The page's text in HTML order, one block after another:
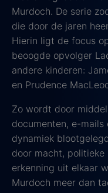
Murdoch. De serie
die door de jaren
Hierin ligt de focus
beoogde opvolger
andere kinderen:
en Prudence
Zo wordt door middel
documenten, e-
dynamiek
door macht,
erkenning uit elkaar
Murdoch meer dan